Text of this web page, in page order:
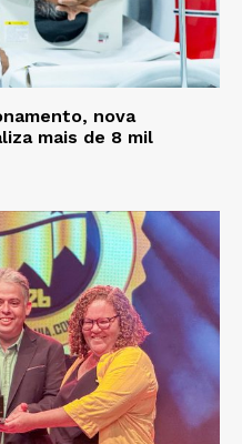
nova
mais de 8 mil